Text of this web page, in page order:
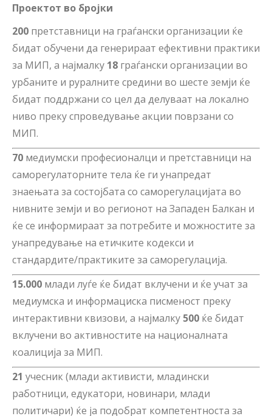
Проектот во бројки
200 претставници на граѓански организации ќе
бидат обучени да генерираат ефективни практики
за МИП, а најмалку 18 граѓански организации во
урбаните и руралните средини во шесте земји ќе
бидат поддржани со цел да делуваат на локално
ниво преку спроведување акции поврзани со
МИП.
70 медиумски професионалци и претставници на
саморегулаторните тела ќе ги унапредат
знаењата за состојбата со саморегулацијата во
нивните земји и во регионот на Западен Балкан и
ќе се информираат за потребите и можностите за
унапредување на етичките кодекси и
стандардите/практиките за саморегулација.
15.000 млади луѓе ќе бидат вклучени и ќе учат за
медиумска и информациска писменост преку
интерактивни квизови, а најмалку 500 ќе бидат
вклучени во активностите на националната
коалиција за МИП.
21 учесник (млади активисти, младински
работници, едукатори, новинари, млади
политичари) ќе ја подобрат компетентноста за